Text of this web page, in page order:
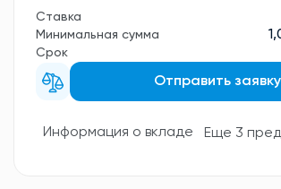
Ставка
Минимальная сумма
Срок
Отправить заявку
Информация о вкладе Еще 3